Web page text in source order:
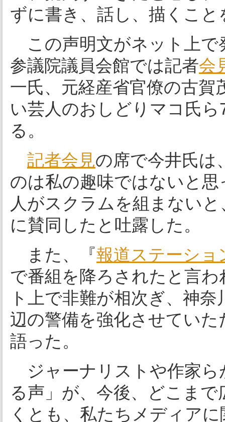
ずに書き、話し、描くこ
この声明文がネット上で
参議院議員会館では記者会
一氏、元経産省官僚の古賀
い芸人のおしどりマコ氏
る。
記者会見の席で今井氏は
のは私の趣味ではないと
人がスクラムを組まない
に賛同したと吐露した。
また、『報道ステーショ
で番組を降ろされたと言
ト上で非難が相次ぎ、神
辺の警備を強化させてい
語った。
ジャーナリストや作家ら
る声」が、今後、どこま
くとも、私たちメディア